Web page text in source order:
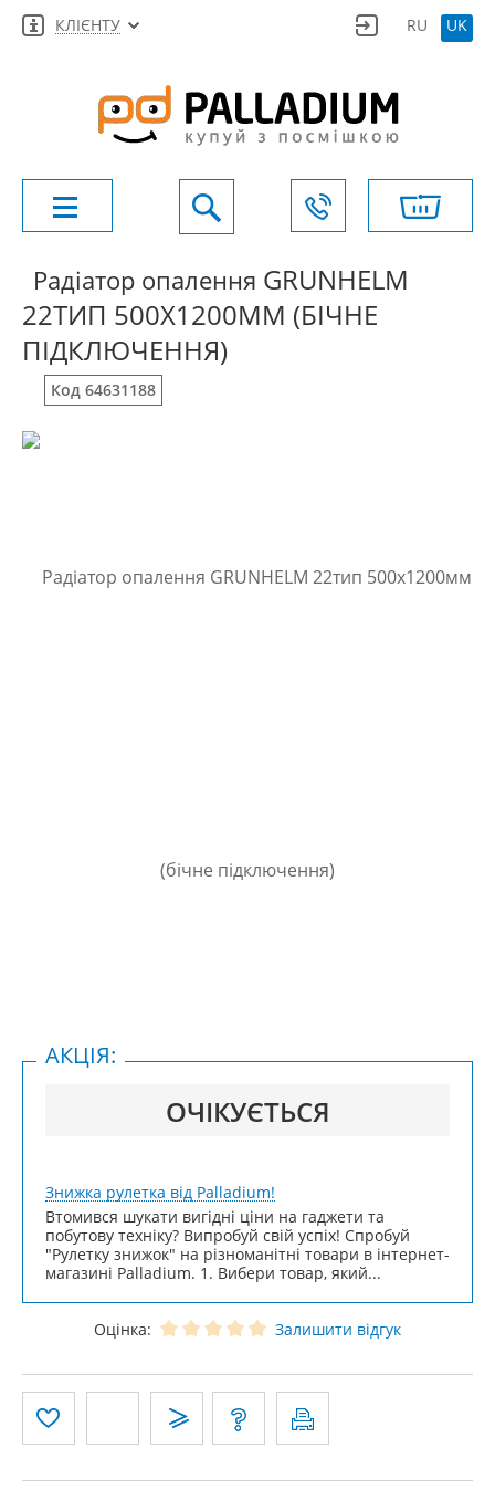
КЛІЄНТУ RU UK
Радіатор опалення GRUNHELM
22ТИП 500X1200ММ (БІЧНЕ
ПІДКЛЮЧЕННЯ)
Код 64631188
ОЧІКУЄТЬСЯ
АКЦІЯ:
Знижка рулетка від Palladium!
Втомився шукати вигідні ціни на гаджети та
побутову техніку? Випробуй свій успіх! Спробуй
"Рулетку знижок" на різноманітні товари в інтернет-
магазині Palladium. 1. Вибери товар, який...
Оцінка: Залишити відгук